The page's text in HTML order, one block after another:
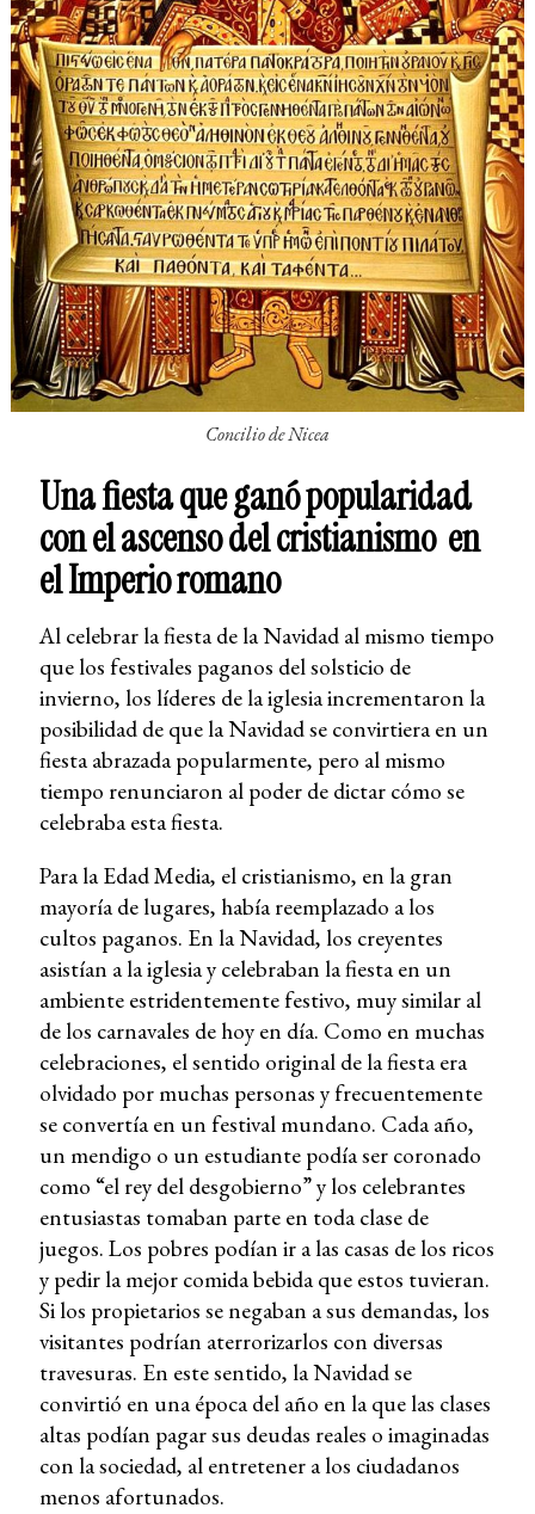
Concilio de Nicea
Una fiesta que ganó popularidad
con el ascenso del cristianismo en
el Imperio romano
Al celebrar la fiesta de la Navidad al mismo tiempo
que los festivales paganos del solsticio de
invierno, los líderes de la iglesia incrementaron la
posibilidad de que la Navidad se convirtiera en un
fiesta abrazada popularmente, pero al mismo
tiempo renunciaron al poder de dictar cómo se
celebraba esta fiesta.
Para la Edad Media, el cristianismo, en la gran
mayoría de lugares, había reemplazado a los
cultos paganos. En la Navidad, los creyentes
asistían a la iglesia y celebraban la fiesta en un
ambiente estridentemente festivo, muy similar al
de los carnavales de hoy en día. Como en muchas
celebraciones, el sentido original de la fiesta era
olvidado por muchas personas y frecuentemente
se convertía en un festival mundano. Cada año,
un mendigo o un estudiante podía ser coronado
como “el rey del desgobierno” y los celebrantes
entusiastas tomaban parte en toda clase de
juegos. Los pobres podían ir a las casas de los ricos
y pedir la mejor comida bebida que estos tuvieran.
Si los propietarios se negaban a sus demandas, los
visitantes podrían aterrorizarlos con diversas
travesuras. En este sentido, la Navidad se
convirtió en una época del año en la que las clases
altas podían pagar sus deudas reales o imaginadas
con la sociedad, al entretener a los ciudadanos
menos afortunados.